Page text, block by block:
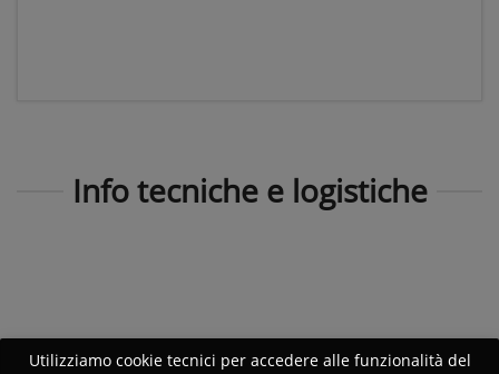
Info tecniche e logistiche
Utilizziamo cookie tecnici per accedere alle funzionalità del